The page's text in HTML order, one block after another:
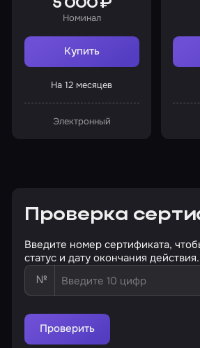
5 000 ₽
Номинал
Купить
На 12 месяцев
Электронный
Проверка
Введите номер сертификата,
статус и дату окончания действия.
№
Проверить